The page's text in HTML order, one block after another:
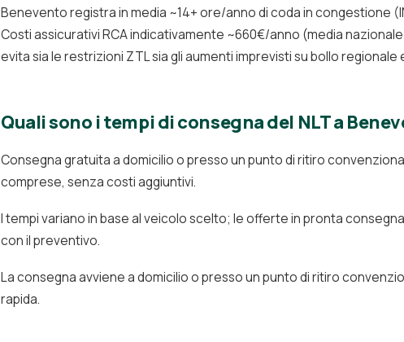
Benevento registra in media ~14+ ore/anno di coda in congestione
Costi assicurativi RCA indicativamente ~660€/anno (media
evita sia le restrizioni ZTL sia gli aumenti imprevisti su bollo regionale
Quali sono i tempi di consegna del NLT a
Consegna gratuita a domicilio o presso un punto di ritiro
comprese, senza costi aggiuntivi.
I tempi variano in base al veicolo scelto; le offerte in pronta
con il preventivo.
La consegna avviene a domicilio o presso un punto di ritiro
rapida.